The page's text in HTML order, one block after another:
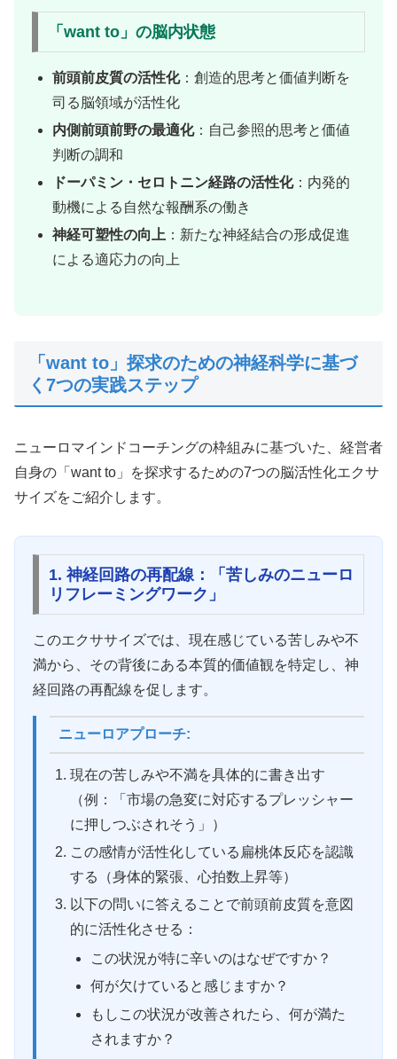
「want to」の脳内状態
前頭前皮質の活性化：創造的思考と価値判断を
司る脳領域が活性化
内側前頭前野の最適化：自己参照的思考と価値
判断の調和
ドーパミン・セロトニン経路の活性化：内発的
動機による自然な報酬系の働き
神経可塑性の向上 ：新たな神経結合の形成促進
による適応力の向上
「want to」探求のための神経科学に基づ
く7つの実践ステップ
ニューロマインドコーチングの枠組みに基づいた、経営者
自身の「want to」を探求するための7つの脳活性化エクサ
サイズをご紹介します。
1. 神経回路の再配線：「苦しみのニューロ
リフレーミングワーク」
このエクササイズでは、現在感じている苦しみや不
満から、その背後にある本質的価値観を特定し、神
経回路の再配線を促します。
ニューロアプローチ:
現在の苦しみや不満を具体的に書き出す
（例：「市場の急変に対応するプレッシャー
に押しつぶされそう」）
この感情が活性化している扁桃体反応を認識
する（身体的緊張、心拍数上昇等）
以下の問いに答えることで前頭前皮質を意図
的に活性化させる：
この状況が特に辛いのはなぜですか？
何が欠けていると感じますか？
もしこの状況が改善されたら、何が満た
されますか？